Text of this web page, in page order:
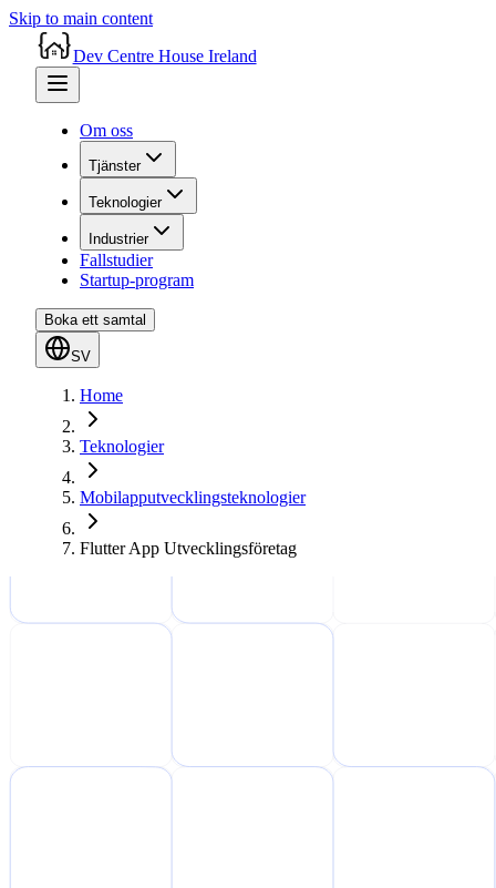
Skip to main content
Dev Centre House Ireland
Om oss
Tjänster
Teknologier
Industrier
Fallstudier
Startup-program
Boka ett samtal
SV
Home
Teknologier
Mobilapputvecklingsteknologier
Flutter App Utvecklingsföretag